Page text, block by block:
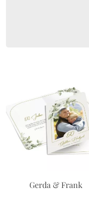
Gerda & Frank